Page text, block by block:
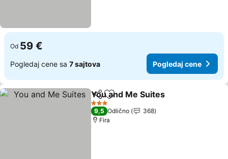
Od 59 €
Pogledaj cene sa 7 sajtova Pogledaj cene
Deli Dodati u favorite
You and Me Suites
3 Zvezdice
9,5 Odlično
368
Fira